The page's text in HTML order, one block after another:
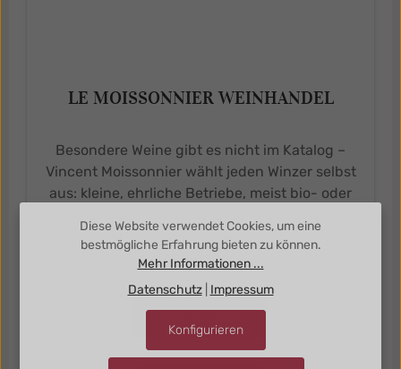
LE MOISSONNIER WEINHANDEL
Besondere Weine gibt es nicht im Katalog –
Vincent Moissonnier wählt jeden Winzer selbst
aus: kleine, ehrliche Betriebe, meist bio- oder
So entsteht eine feine Auswahl, die man nicht
überall findet.
Diese Website verwendet Cookies, um eine
bestmögliche Erfahrung bieten zu können.
Mehr Informationen ...
Datenschutz| Impressum
Konfigurieren